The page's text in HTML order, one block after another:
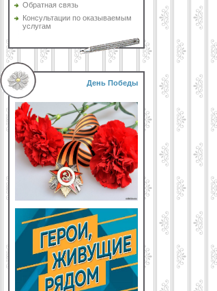
Обратная связь
Консультации по оказываемым
услугам
День Победы